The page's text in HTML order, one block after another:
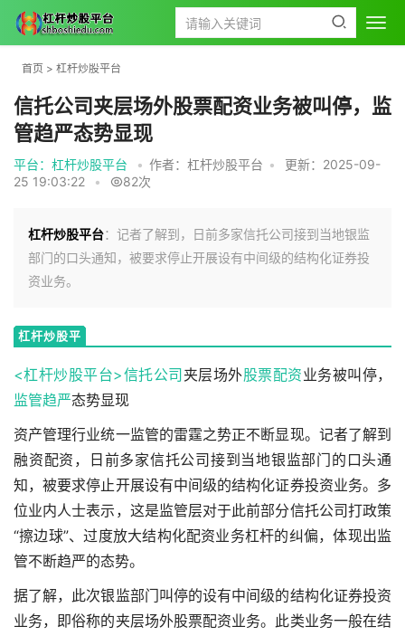
首页 > 杠杆炒股平台
信托公司夹层场外股票配资业务被叫停，监
管趋严态势显现
平台：杠杆炒股平台 • 作者：杠杆炒股平台 •
更新：2025-09-
25 19:03:22
• 82次
杠杆炒股平台：记者了解到，日前多家信托公司接到当地银监
部门的口头通知，被要求停止开展设有中间级的结构化证券投
资业务。
杠杆炒股平
<杠杆炒股平台>信托公司 夹层场外股票配资业务被叫停，
监管趋严态势显现
资产管理行业统一监管的雷霆之势正不断显现。记者了解到
融资配资 ，日前多家信托公司接到当地银监部门的口头通
知，被要求停止开展设有中间级的结构化证券投资业务。多
位业内人士表示，这是监管层对于此前部分信托公司打政策
“擦边球”、过度放大结构化配资业务杠杆的纠偏，体现出监
管不断趋严的态势。
据了解，此次银监部门叫停的设有中间级的结构化证券投资
业务，即俗称的夹层场外股票配资业务。此类业务一般在结